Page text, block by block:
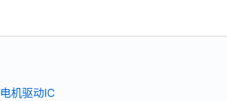
电机驱动IC